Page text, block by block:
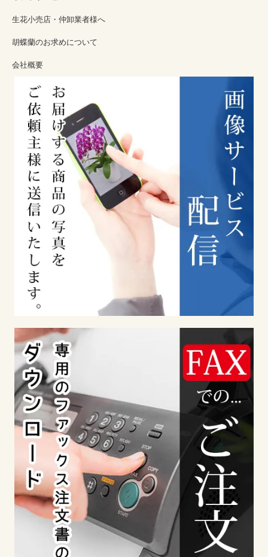
生花小売店・仲卸業者様へ
胡蝶蘭のお求めについて
会社概要